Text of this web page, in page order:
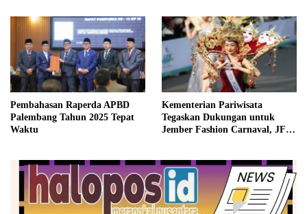
Pembahasan Raperda APBD
Palembang Tahun 2025 Tepat
Waktu
Kementerian Pariwisata
Tegaskan Dukungan untuk
Jember Fashion Carnaval, JFC